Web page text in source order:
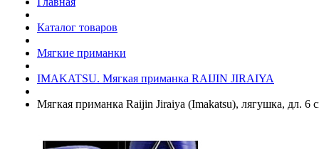
Каталог товаров
Мягкие приманки
IMAKATSU. Мягкая приманка RAIJIN JIRAIYA
Мягкая приманка Raijin Jiraiya (Imakatsu), лягушка, дл. 6